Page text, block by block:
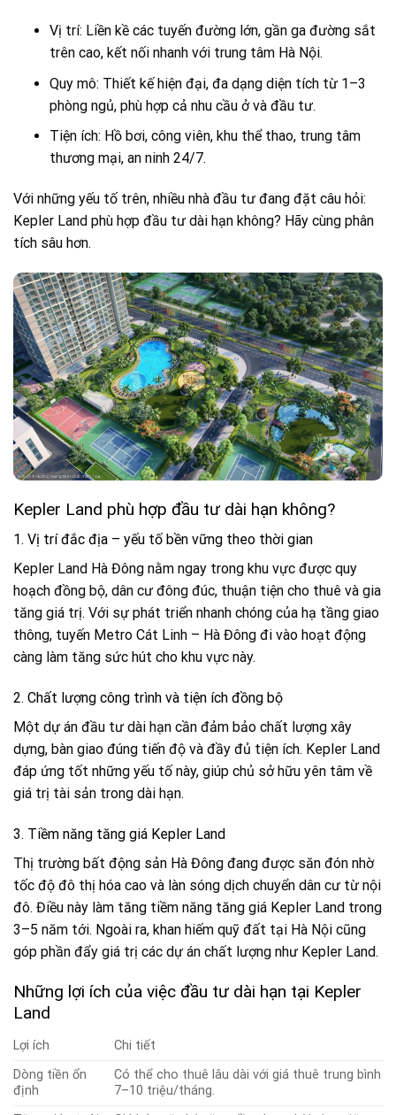
Vị trí: Liền kề các tuyến đường lớn, gần ga đường sắt
trên cao, kết nối nhanh với trung tâm Hà Nội.
Quy mô: Thiết kế hiện đại, đa dạng diện tích từ 1–3
phòng ngủ, phù hợp cả nhu cầu ở và đầu tư.
Tiện ích: Hồ bơi, công viên, khu thể thao, trung tâm
thương mại, an ninh 24/7.
Với những yếu tố trên, nhiều nhà đầu tư đang đặt câu hỏi:
Kepler Land phù hợp đầu tư dài hạn không? Hãy cùng phân
tích sâu hơn.
Kepler Land phù hợp đầu tư dài hạn không?
1. Vị trí đắc địa – yếu tố bền vững theo thời gian
Kepler Land Hà Đông nằm ngay trong khu vực được quy
hoạch đồng bộ, dân cư đông đúc, thuận tiện cho thuê và gia
tăng giá trị. Với sự phát triển nhanh chóng của hạ tầng giao
thông, tuyến Metro Cát Linh – Hà Đông đi vào hoạt động
càng làm tăng sức hút cho khu vực này.
2. Chất lượng công trình và tiện ích đồng bộ
Một dự án đầu tư dài hạn cần đảm bảo chất lượng xây
dựng, bàn giao đúng tiến độ và đầy đủ tiện ích. Kepler Land
đáp ứng tốt những yếu tố này, giúp chủ sở hữu yên tâm về
giá trị tài sản trong dài hạn.
3. Tiềm năng tăng giá Kepler Land
Thị trường bất động sản Hà Đông đang được săn đón nhờ
tốc độ đô thị hóa cao và làn sóng dịch chuyển dân cư từ nội
đô. Điều này làm tăng tiềm năng tăng giá Kepler Land trong
3–5 năm tới. Ngoài ra, khan hiếm quỹ đất tại Hà Nội cũng
góp phần đẩy giá trị các dự án chất lượng như Kepler Land.
Những lợi ích của việc đầu tư dài hạn tại Kepler
Land
Lợi ích
Chi tiết
Dòng tiền ổn
định
Có thể cho thuê lâu dài với giá thuê trung bình
7–10 triệu/tháng.